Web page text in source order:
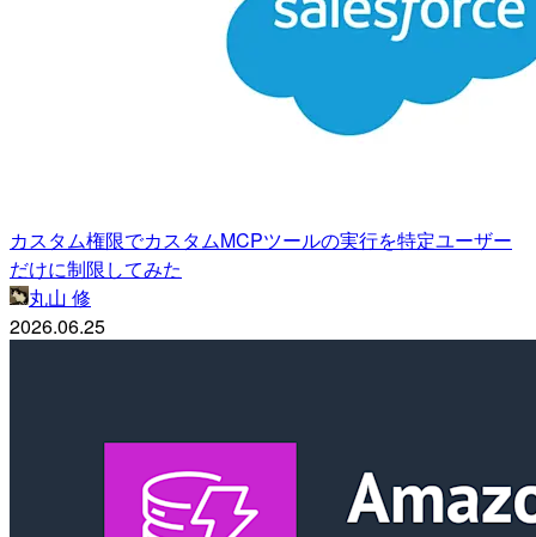
カスタム権限でカスタムMCPツールの実行を特定ユーザー
だけに制限してみた
丸山 修
2026.06.25